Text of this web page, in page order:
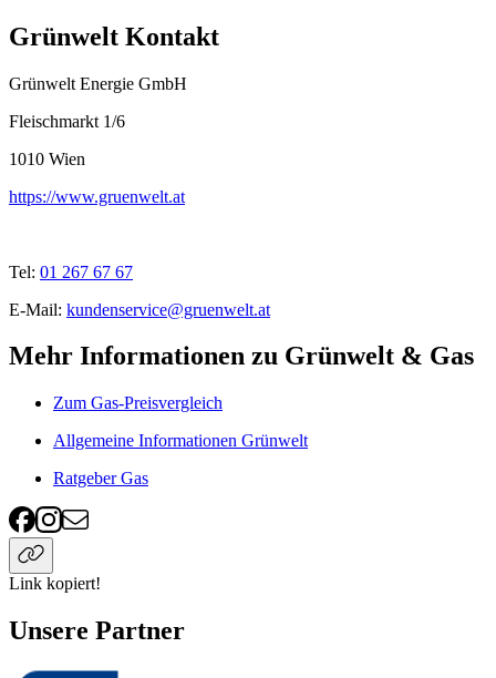
Grünwelt Kontakt
Grünwelt Energie GmbH
Fleischmarkt 1/6
1010 Wien
https://www.gruenwelt.at
Tel: 01 267 67 67
E-Mail: kundenservice@gruenwelt.at
Mehr Informationen zu Grünwelt & Gas
Zum Gas-Preisvergleich
Allgemeine Informationen Grünwelt
Ratgeber Gas
Link kopiert!
Unsere Partner